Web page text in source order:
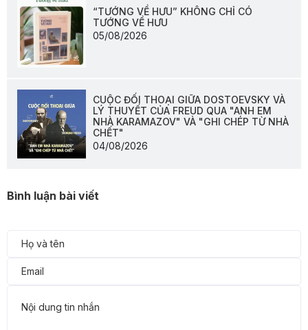
“TƯỚNG VỀ HƯU” KHÔNG CHỈ CÓ
TƯỚNG VỀ HƯU
05/08/2026
CUỘC ĐỐI THOẠI GIỮA DOSTOEVSKY VÀ
LÝ THUYẾT CỦA FREUD QUA "ANH EM
NHÀ KARAMAZOV" VÀ "GHI CHÉP TỪ NHÀ
CHẾT"
04/08/2026
Bình luận bài viết